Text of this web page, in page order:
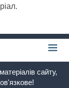
сайту,